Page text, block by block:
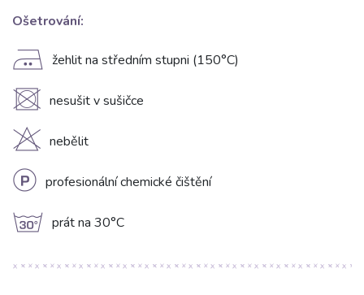
Ošetrování:
E žehlit na středním stupni (150°C)
U nesušit v sušičce
H nebělit
L profesionální chemické čištění
g prát na 30°C